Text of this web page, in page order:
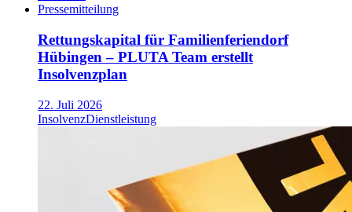
Pressemitteilung
Rettungskapital für Familienferiendorf
Hübingen – PLUTA Team erstellt
Insolvenzplan
22. Juli 2026
InsolvenzDienstleistung